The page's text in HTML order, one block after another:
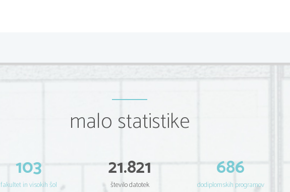
malo statistike
103
fakultet in visokih šol
21.821
število datotek
686
dodiplomskih programov